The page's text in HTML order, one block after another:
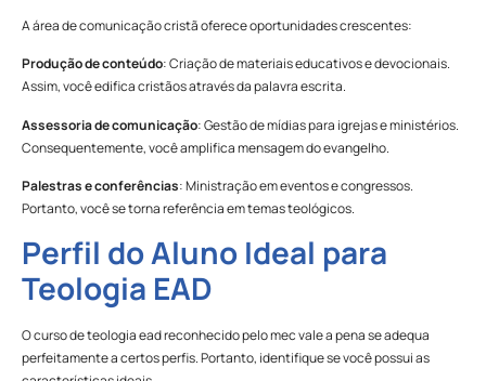
A área de comunicação cristã oferece oportunidades crescentes:
Produção de conteúdo: Criação de materiais educativos e devocionais.
Assim, você edifica cristãos através da palavra escrita.
Assessoria de comunicação: Gestão de mídias para igrejas e ministérios.
Consequentemente, você amplifica mensagem do evangelho.
Palestras e conferências: Ministração em eventos e congressos.
Portanto, você se torna referência em temas teológicos.
Perfil do Aluno Ideal para
Teologia EAD
O curso de teologia ead reconhecido pelo mec vale a pena se adequa
perfeitamente a certos perfis. Portanto, identifique se você possui as